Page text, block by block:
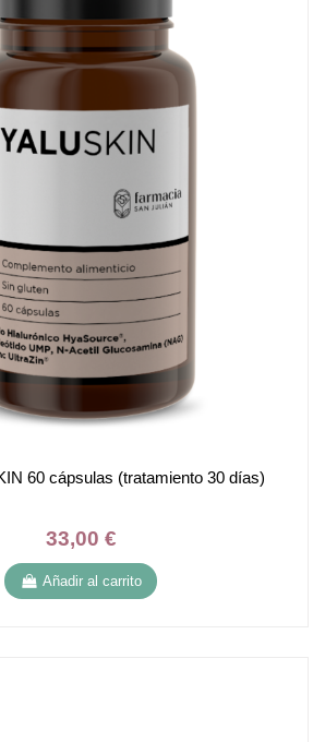
60 cápsulas (tratamiento 30 días)
33,00 €
Añadir al carrito